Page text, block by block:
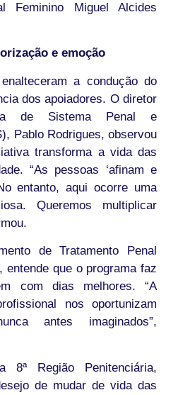
Feminino Miguel Alcides
e emoção
a condução do
dos apoiadores. O diretor
de Sistema Penal e
Pablo Rodrigues, observou
transforma a vida das
“As pessoas ‘afinam e
entanto, aqui ocorre uma
Queremos multiplicar
de Tratamento Penal
entende que o programa faz
com dias melhores. “A
nos oportunizam
antes imaginados”,
8ª Região Penitenciária,
de mudar de vida das